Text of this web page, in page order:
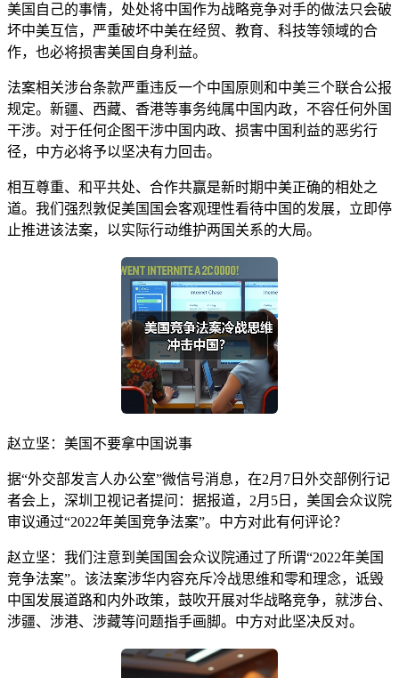
美国自己的事情，处处将中国作为战略竞争对手的做法只会破
坏中美互信，严重破坏中美在经贸、教育、科技等领域的合
作，也必将损害美国自身利益。
法案相关涉台条款严重违反一个中国原则和中美三个联合公报
规定。新疆、西藏、香港等事务纯属中国内政，不容任何外国
干涉。对于任何企图干涉中国内政、损害中国利益的恶劣行
径，中方必将予以坚决有力回击。
相互尊重、和平共处、合作共赢是新时期中美正确的相处之
道。我们强烈敦促美国国会客观理性看待中国的发展，立即停
止推进该法案，以实际行动维护两国关系的大局。
赵立坚：美国不要拿中国说事
据“外交部发言人办公室”微信号消息，在2月7日外交部例行记
者会上，深圳卫视记者提问：据报道，2月5日，美国会众议院
审议通过“2022年美国竞争法案”。中方对此有何评论？
赵立坚：我们注意到美国国会众议院通过了所谓“2022年美国
竞争法案”。该法案涉华内容充斥冷战思维和零和理念，诋毁
中国发展道路和内外政策，鼓吹开展对华战略竞争，就涉台、
涉疆、涉港、涉藏等问题指手画脚。中方对此坚决反对。